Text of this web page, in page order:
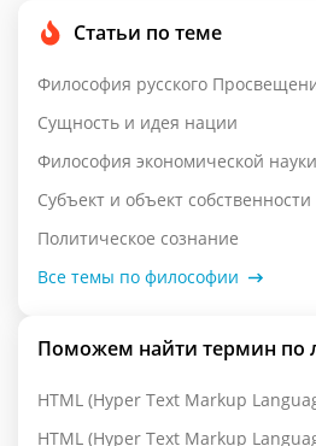
Статьи по теме
Философия русского
Сущность и идея нации
Философия экономической науки
Субъект и объект собственности
Политическое сознание
Все темы по философии
Поможем найти термин по
HTML (Hyper Text Markup
HTML (Hyper Text Markup